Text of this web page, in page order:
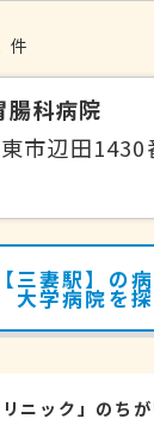
件
腸科病院
市辺田1430
三妻駅】の
大学病院を
リニック」のち